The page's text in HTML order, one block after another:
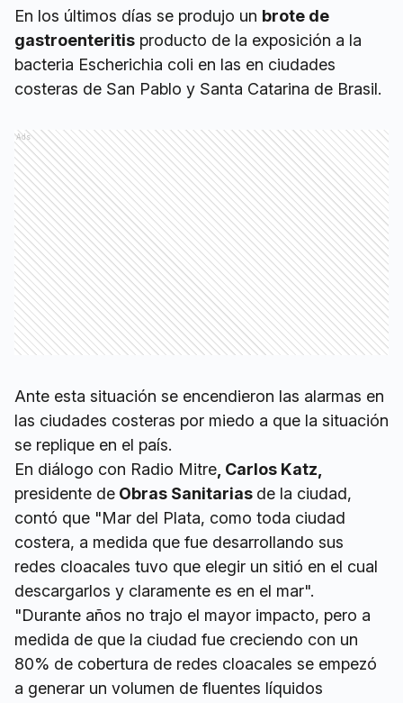
En los últimos días se produjo un brote de
gastroenteritis producto de la exposición a la
bacteria Escherichia coli en las en ciudades
costeras de San Pablo y Santa Catarina de Brasil.
Ads
Ante esta situación se encendieron las alarmas en
las ciudades costeras por miedo a que la situación
se replique en el país.
En diálogo con Radio Mitre , Carlos Katz,
presidente de Obras Sanitarias de la ciudad,
contó que "Mar del Plata, como toda ciudad
costera, a medida que fue desarrollando sus
redes cloacales tuvo que elegir un sitió en el cual
descargarlos y claramente es en el mar".
"Durante años no trajo el mayor impacto, pero a
medida de que la ciudad fue creciendo con un
80% de cobertura de redes cloacales se empezó
a generar un volumen de fluentes líquidos